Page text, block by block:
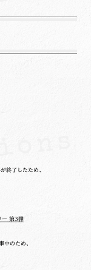
終了したため、
ー 第3弾
のため、